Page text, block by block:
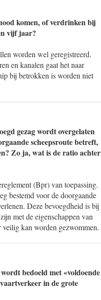
komen, of verdrinken bij
vijf jaar?
worden wel geregistreerd.
en kanalen gaat het naar
bij betrokken is worden niet
gezag wordt overgelaten
scheepsroute betreft,
Zo ja, wat is de ratio achter
(Bpr) van toepassing.
bestemd voor de doorgaande
Deze bevoegdheid is bij
met de eigenschappen van
veilig kan worden gezwommen.
bedoeld met «voldoende
in de grote